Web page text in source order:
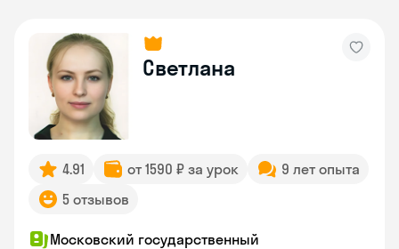
Светлана
4.91 от 1590 ₽ за урок
9 лет опыта
5 отзывов
Московский государственный